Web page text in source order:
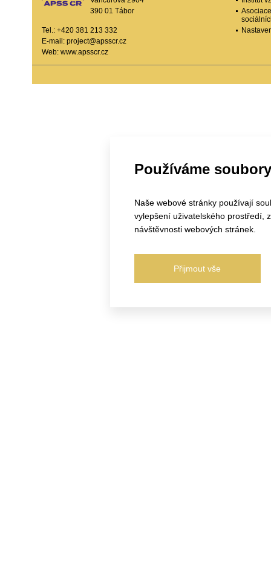
Používáme
Naše webové stránky používají
vylepšení uživatelského prostředí,
návštěvnosti webových stránek.
Přijmout vše
390 01 Tábor
Tel.: +420 381 213 332
E-mail: project@apsscr.cz
Web: www.apsscr.cz